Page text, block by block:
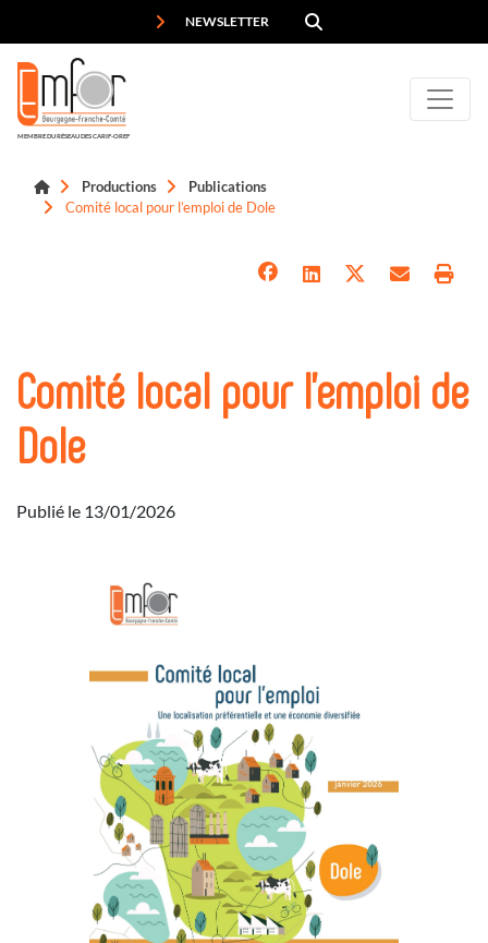
NEWSLETTER
MEMBRE DU RÉSEAU DES CARIF-OREF
Productions
Publications
Comité local pour l’emploi de Dole
Comité local pour l’emploi de
Dole
Publié le 13/01/2026
Panneau de gestion des cookies